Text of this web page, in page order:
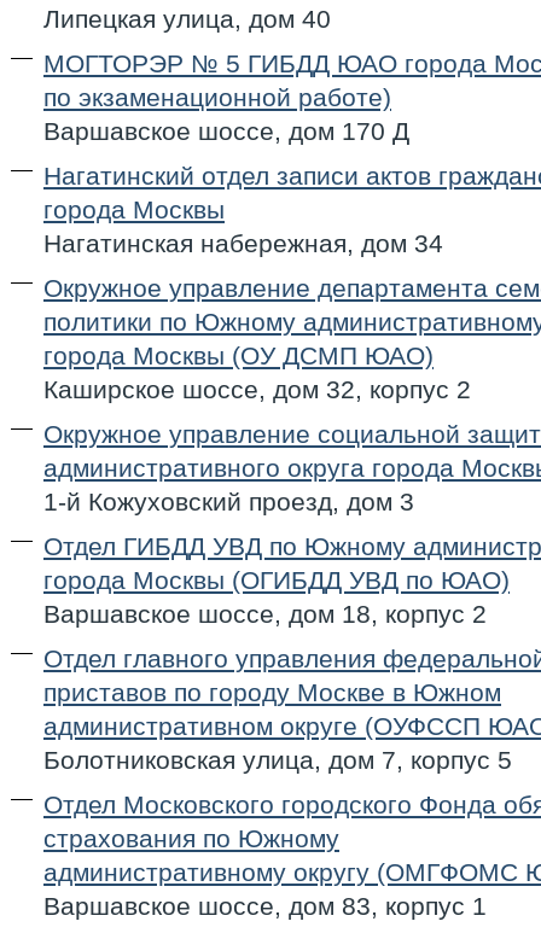
Липецкая улица, дом 40
МОГТОРЭР № 5 ГИБДД ЮАО города
по экзаменационной работе)
Варшавское шоссе, дом 170 Д
Нагатинский отдел записи актов
города Москвы
Нагатинская набережная, дом 34
Окружное управление департамента
политики по Южному
города Москвы (ОУ ДСМП ЮАО)
Каширское шоссе, дом 32, корпус 2
Окружное управление социальной
административного округа города
1-й Кожуховский проезд, дом 3
Отдел ГИБДД УВД по Южному
города Москвы (ОГИБДД УВД по ЮАО)
Варшавское шоссе, дом 18, корпус 2
Отдел главного управления
приставов по городу Москве в Южном
административном округе (ОУФССП
Болотниковская улица, дом 7, корпус 5
Отдел Московского городского Фонда
страхования по Южному
административному округу (ОМГФОМС
Варшавское шоссе, дом 83, корпус 1